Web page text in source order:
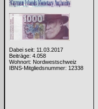
Dabei seit: 11.03.2017
Beiträge: 4.058
Wohnort: Nordwestschweiz
IBNS-Mitgliedsnummer: 12338